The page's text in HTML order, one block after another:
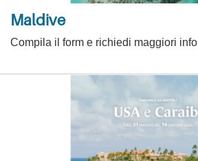
Maldive
Compila il form e richiedi maggiori info